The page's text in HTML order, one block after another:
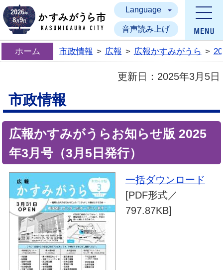
かすみがうら市
2026年
8月9日
Language
音声読み上げ
ホーム 市政情報 > 広報 > 広報かすみがうら >
更新日： 2025年3月5日
市政情報
広報かすみがうらお知らせ版 2025
年3月号（3月5日発行）
一括ダウンロード
[PDF形式／
797.87KB]